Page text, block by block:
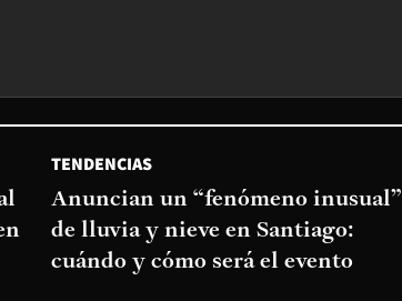
TENDENCIAS
Anuncian un “fenómeno inusual”
de lluvia y nieve en Santiago:
cuándo y cómo será el evento